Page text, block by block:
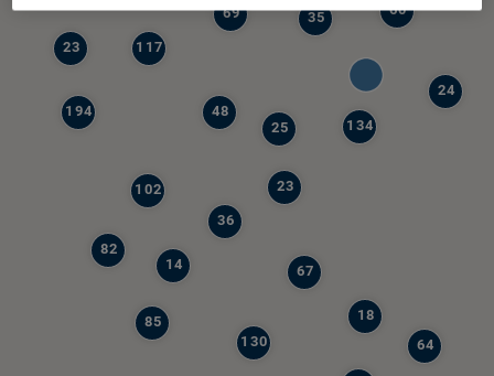
85
194
117
64
67
82
36
130
69
134
23
35
102
23
48
14
60
18
24
25